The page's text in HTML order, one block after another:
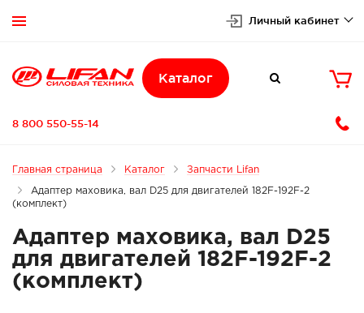
 Личный кабинет
Каталог  
8 800 550-55-14
Главная страница Каталог Запчасти Lifan
Адаптер маховика, вал D25 для двигателей 182F-192F-2
(комплект)
Адаптер маховика, вал D25
для двигателей 182F-192F-2
(комплект)